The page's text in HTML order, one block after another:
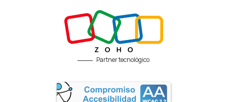
Partner tecnológico